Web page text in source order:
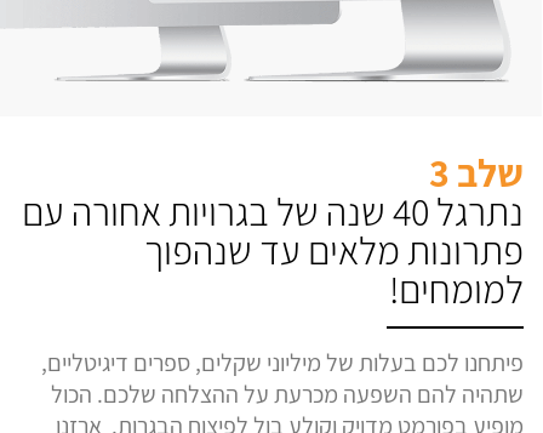
שלב 3
נתרגל 40 שנה של בגרויות אחורה עם
פתרונות מלאים עד שנהפוך
למומחים!
פיתחנו לכם בעלות של מיליוני שקלים, ספרים דיגיטליים,
שתהיה להם השפעה מכרעת על ההצלחה שלכם. הכול
מופיע בפורמט מדויק וקולע בול לפיצוח הבגרות. ארזנו